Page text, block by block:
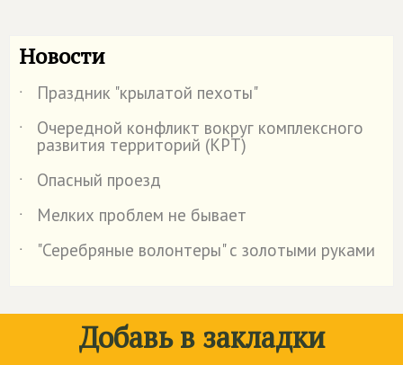
Новости
˙
Праздник "крылатой пехоты"
˙
Очередной конфликт вокруг комплексного
развития территорий (КРТ)
˙
Опасный проезд
˙
Мелких проблем не бывает
˙
"Серебряные волонтеры" с золотыми руками
Добавь в закладки